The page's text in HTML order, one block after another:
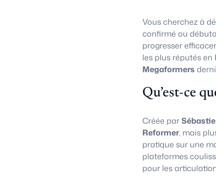
Vous cherchez à
confirmé ou
progresser
les plus réputés en
Megaformers
Qu’est-ce
Créée par
Reformer, mais
pratique sur une
plateformes
pour les